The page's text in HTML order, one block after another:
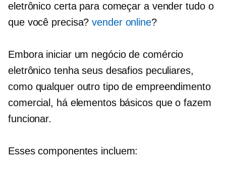
eletrônico certa para começar a vender tudo o
que você precisa?vender online?
Embora iniciar um negócio de comércio
eletrônico tenha seus desafios peculiares,
como qualquer outro tipo de empreendimento
comercial, há elementos básicos que o fazem
funcionar.
Esses componentes incluem: